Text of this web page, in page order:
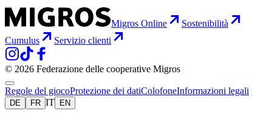
Migros Online
Sostenibilità
Cumulus
Servizio clienti
© 2026 Federazione delle cooperative Migros
Regole del giocoProtezione dei datiColofoneInformazioni legali
DE FR IT EN